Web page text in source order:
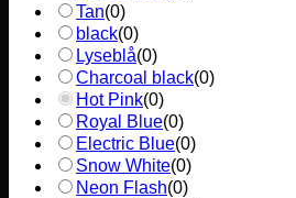
Tan(0)
black(0)
Lyseblå(0)
Charcoal black(0)
Hot Pink(0)
Royal Blue(0)
Electric Blue(0)
Snow White(0)
Neon Flash(0)